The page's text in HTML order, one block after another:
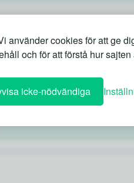
använder cookies för att ge
och för att förstå hur sajten
icke-nödvändiga
och lokala guldkorn.
med en blandning